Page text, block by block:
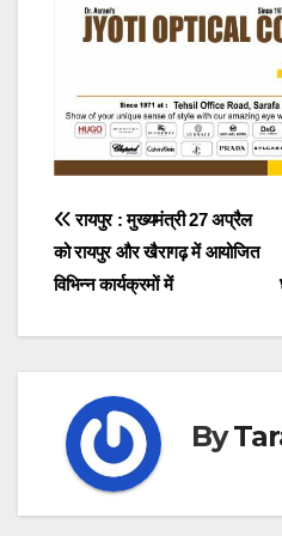
Post
navigation
रायपुर : मुख्यमंत्री 27 अप्रैल
को रायपुर और खैरागढ़ में आयोजित
विभिन्न कार्यक्रमों में
By